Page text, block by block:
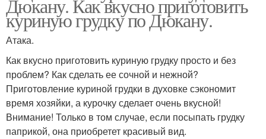
Дюкану. Как вкусно приготовить
куриную грудку по Дюкану.
Атака.
Как вкусно приготовить куриную грудку просто и без
проблем? Как сделать ее сочной и нежной?
Приготовление куриной грудки в духовке сэкономит
время хозяйки, а курочку сделает очень вкусной!
Внимание! Только в том случае, если посыпать грудку
паприкой, она приобретет красивый вид.